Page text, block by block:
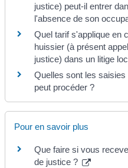
justice) peut-il entrer
l'absence de son
Quel tarif s'applique en
huissier (à présent
justice) dans un litige
Quelles sont les
peut procéder ?
Pour en savoir plus
Que faire si vous
de justice ?